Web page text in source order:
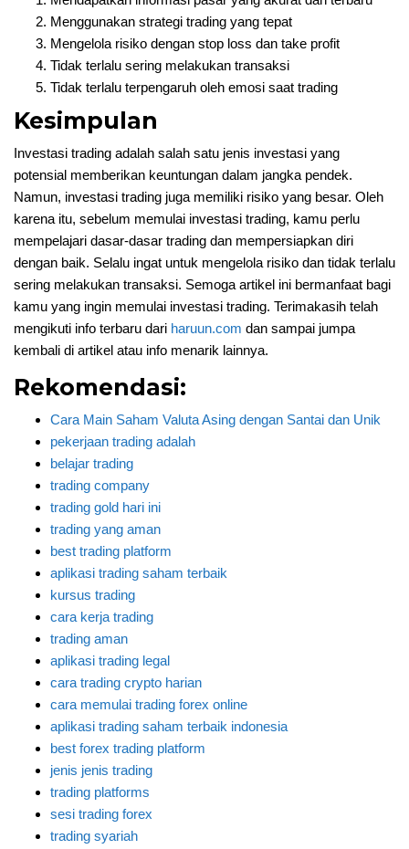
Menggunakan strategi trading yang tepat
Mengelola risiko dengan stop loss dan take profit
Tidak terlalu sering melakukan transaksi
Tidak terlalu terpengaruh oleh emosi saat trading
Kesimpulan
Investasi trading adalah salah satu jenis investasi yang
potensial memberikan keuntungan dalam jangka pendek.
Namun, investasi trading juga memiliki risiko yang besar. Oleh
karena itu, sebelum memulai investasi trading, kamu perlu
mempelajari dasar-dasar trading dan mempersiapkan diri
dengan baik. Selalu ingat untuk mengelola risiko dan tidak terlalu
sering melakukan transaksi. Semoga artikel ini bermanfaat bagi
kamu yang ingin memulai investasi trading. Terimakasih telah
mengikuti info terbaru dari haruun.com dan sampai jumpa
kembali di artikel atau info menarik lainnya.
Rekomendasi:
Cara Main Saham Valuta Asing dengan Santai dan Unik
pekerjaan trading adalah
belajar trading
trading company
trading gold hari ini
trading yang aman
best trading platform
aplikasi trading saham terbaik
kursus trading
cara kerja trading
trading aman
aplikasi trading legal
cara trading crypto harian
cara memulai trading forex online
aplikasi trading saham terbaik indonesia
best forex trading platform
jenis jenis trading
trading platforms
sesi trading forex
trading syariah